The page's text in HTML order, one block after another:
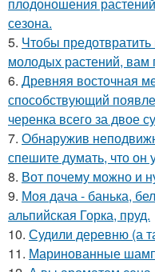
плодоношения
сезона.
5. Чтобы
молодых растений,
6. Древняя восточная
способствующий
черенка всего за двое
7. Обнаружив
спешите думать, что он
8. Вот почему можно и
9. Моя дача - банька,
альпийская Горка, пруд.
10. Судили деревню (а
11. Маринованные